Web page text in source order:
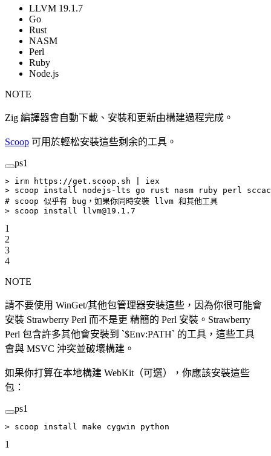
LLVM 19.1.7
Go
Rust
NASM
Perl
Ruby
Node.js
NOTE
Zig 編譯器會自動下載、安裝和更新由構建過程完成。
Scoop 可用於輕松安裝這些剩余的工具。
ps1
> irm https: //get.scoop.sh
iex
> scoop install nodejs - lts go rust nasm ruby perl
# scoop 似乎有 bug，如果你同時安裝 llvm 和其他工具
> scoop install llvm@19.1.7
1
2
3
4
NOTE
請不要使用 WinGet/其他包管理器安裝這些，因為你很可能會
安裝 Strawberry Perl 而不是更 精簡的 Perl 安裝。Strawberry
Perl 包含許多其他會安裝到 `$Env:PATH` 的工具，這些工具
會與 MSVC 沖突並破壞構建。
如果你打算在本地構建 WebKit（可選），你應該安裝這些
包：
ps1
> scoop install make cygwin python
1